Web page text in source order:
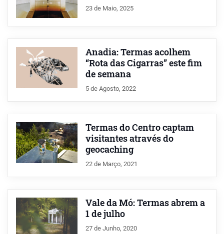
23 de Maio, 2025
Anadia: Termas acolhem
“Rota das Cigarras” este fim
de semana
5 de Agosto, 2022
Termas do Centro captam
visitantes através do
geocaching
22 de Março, 2021
Vale da Mó: Termas abrem a
1 de julho
27 de Junho, 2020